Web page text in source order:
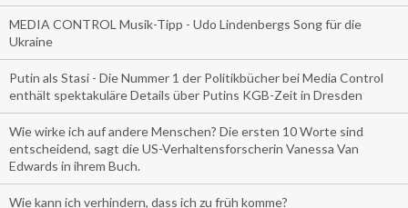
MEDIA CONTROL Musik-Tipp - Udo Lindenbergs Song für die
Ukraine
Putin als Stasi - Die Nummer 1 der Politikbücher bei Media Control
enthält spektakuläre Details über Putins KGB-Zeit in Dresden
Wie wirke ich auf andere Menschen? Die ersten 10 Worte sind
entscheidend, sagt die US-Verhaltensforscherin Vanessa Van
Edwards in ihrem Buch.
Wie kann ich verhindern, dass ich zu früh komme?